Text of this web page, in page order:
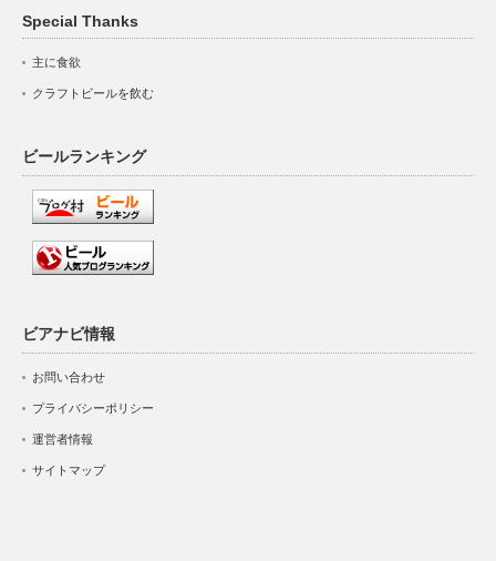
Special Thanks
主に食欲
クラフトビールを飲む
ビールランキング
ビアナビ情報
お問い合わせ
プライバシーポリシー
運営者情報
サイトマップ